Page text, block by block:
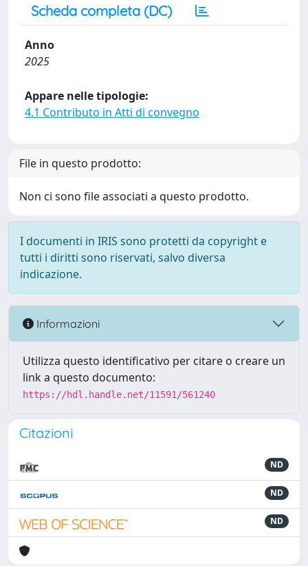
Scheda completa (DC)
Anno
2025
Appare nelle tipologie:
4.1 Contributo in Atti di convegno
File in questo prodotto:
Non ci sono file associati a questo prodotto.
I documenti in IRIS sono protetti da copyright e
tutti i diritti sono riservati, salvo diversa
indicazione.
Informazioni
Utilizza questo identificativo per citare o creare un
link a questo documento:
https://hdl.handle.net/11591/561240
Citazioni
ND
ND
ND